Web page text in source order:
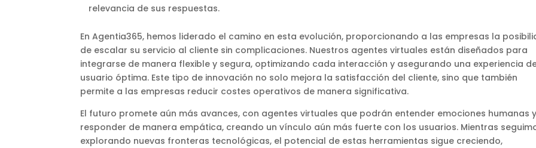
relevancia de sus respuestas.
En Agentia365, hemos liderado el camino en esta evolución, proporcionando a las empresas la
de escalar su servicio al cliente sin complicaciones. Nuestros agentes virtuales están diseñados para
integrarse de manera flexible y segura, optimizando cada interacción y asegurando una experiencia
usuario óptima. Este tipo de innovación no solo mejora la satisfacción del cliente, sino que también
permite a las empresas reducir costes operativos de manera significativa.
El futuro promete aún más avances, con agentes virtuales que podrán entender emociones humanas y
responder de manera empática, creando un vínculo aún más fuerte con los usuarios. Mientras
explorando nuevas fronteras tecnológicas, el potencial de estas herramientas sigue creciendo,